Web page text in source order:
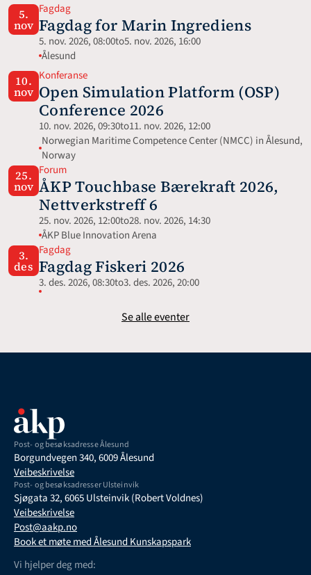
5.
nov
Fagdag
Fagdag for Marin Ingrediens
5. nov. 2026, 08:00to5. nov. 2026, 16:00
Ålesund
10.
nov
Konferanse
Open Simulation Platform (OSP)
Conference 2026
10. nov. 2026, 09:30to11. nov. 2026, 12:00
Norwegian Maritime Competence Center (NMCC) in Ålesund,
Norway
25.
nov
Forum
ÅKP Touchbase Bærekraft 2026,
Nettverkstreff 6
25. nov. 2026, 12:00to28. nov. 2026, 14:30
ÅKP Blue Innovation Arena
3.
des
Fagdag
Fagdag Fiskeri 2026
3. des. 2026, 08:30to3. des. 2026, 20:00
Se alle eventer
Post- og besøksadresse Ålesund
Borgundvegen 340, 6009 Ålesund
Veibeskrivelse
Post- og besøksadresser Ulsteinvik
Sjøgata 32, 6065 Ulsteinvik (Robert Voldnes)
Veibeskrivelse
Post@aakp.no
Book et møte med Ålesund Kunskapspark
Vi hjelper deg med: